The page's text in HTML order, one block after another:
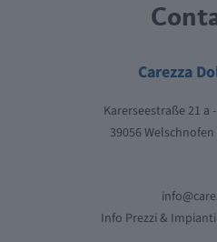
Carezza
Karerseestraße 21 a
39056
Info Prezzi & Impianti